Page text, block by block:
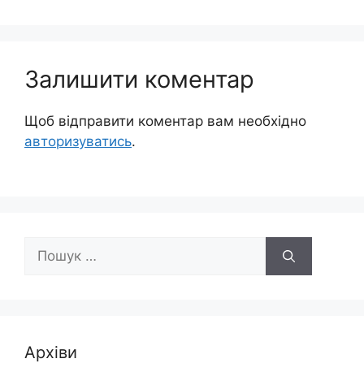
Залишити коментар
Щоб відправити коментар вам необхідно
авторизуватись.
Пошук:
Архіви